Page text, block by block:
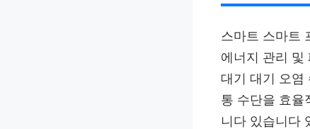
스마트 스마트
에너지 관리 및
대기 대기 오염
통 수단을 효율
니다 있습니다